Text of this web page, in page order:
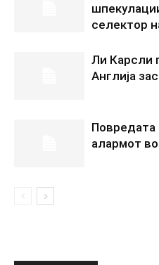
селектор
Ли Карсли
Англија
Повредата
алармот